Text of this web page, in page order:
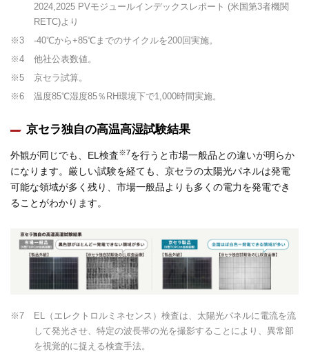
2024,2025 PVモジュールインデックスレポート (米国第3者機関
RETC)より
※3
-40℃から+85℃までのサイクルを200回実施。
※4
他社公表数値。
※5
京セラ試算。
※6
温度85℃湿度85％RH環境下で1,000時間実施。
京セラ独自の高温高湿試験結果
外観が同じでも、EL検査※7を行うと市場一般品との違いが明らか
になります。厳しい試験を経ても、京セラの太陽光パネルは発電
可能な領域が多く残り、市場一般品よりも多くの電力を発電でき
ることがわかります。
※7
EL（エレクトロルミネセンス）検査は、太陽光パネルに電流を流
して発光させ、特定の波長帯の光を撮影することにより、異常部
を視覚的に捉える検査手法。